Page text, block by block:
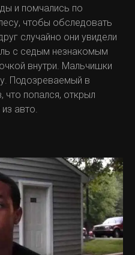
и помчались по
чтобы обследовать
случайно они увидели
с седым незнакомым
внутри. Мальчишки
Подозреваемый в
что попался, открыл
авто.